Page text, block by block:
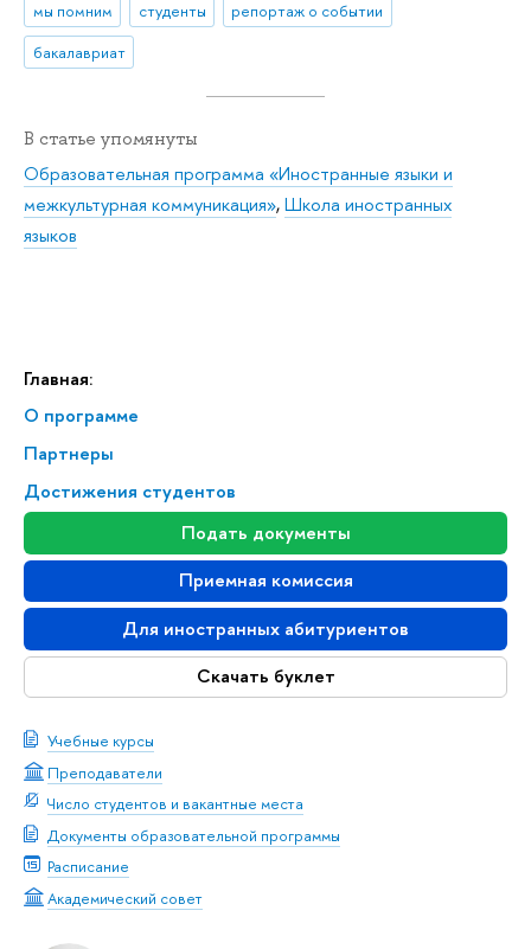
Главная:
О программе
Партнеры
Достижения студентов
Подать документы
Приемная комиссия
Для иностранных абитуриентов
Скачать буклет
Учебные курсы
Преподаватели
Число студентов и вакантные места
Документы образовательной программы
Расписание
Академический совет
мы помним студенты
репортаж о событии
бакалавриат
В статье упомянуты
Образовательная программа «Иностранные языки и
межкультурная коммуникация»,Школа иностранных
языков